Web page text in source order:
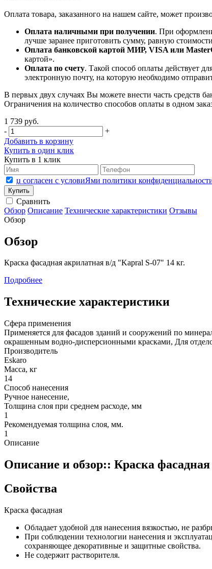
Оплата товара, заказанного на нашем сайте, может
Оплата наличными при получении. При
лучше заранее приготовить сумму, равную стоимости
Оплата банковской картой МИР, VISA или
картой».
Оплата по счету. Такой способ оплаты действует
электронную почту, на которую необходимо
В первых двух случаях Вы можете внести часть средств
Ограничения на количество способов оплаты в одном
1 739 руб.
-
+
Добавить в корзину
Купить в один клик
Купить в 1 клик
џ согласен с условиЯми политики
Сравнить
Обзор Описание Технические характеристики Отзывы
Обзор
Обзор
Краска фасадная акрилатная в/д "Kapral S-07" 14 кг.
Подробнее
Технические характеристики
Сфера применения
Применяется для фасадов зданий и сооружений по
окрашенным водно-дисперсионными красками, Для
Производитель
Eskaro
Масса, кг
14
Способ нанесения
Ручное нанесение,
Толщина слоя при среднем расходе, мм
1
Рекомендуемая толщина слоя, мм.
1
Описание
Описание и обзор:: Краска
Свойства
Краска фасадная
Обладает удобной для нанесения вязкостью, не
При соблюдении технологии нанесения и
сохраняющее декоративные и защитные свойства.
Не содержит растворителя.